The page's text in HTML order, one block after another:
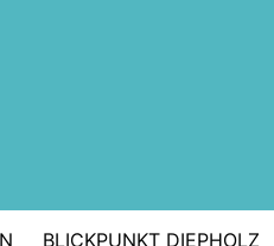
BLICKPUNKT DIEPHOLZ